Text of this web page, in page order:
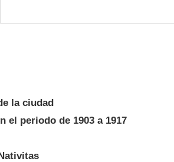
la ciudad
el periodo de 1903 a 1917